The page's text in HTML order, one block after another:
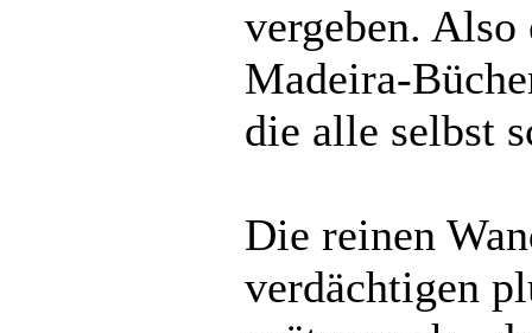
vergeben.
Madeira-
die alle selbst
Die reinen
verdächtigen